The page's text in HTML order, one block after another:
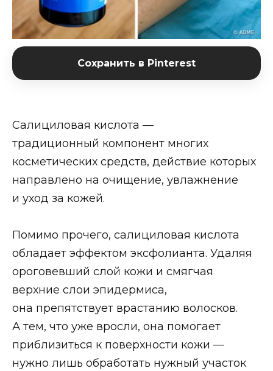
Сохранить в Pinterest
Салициловая кислота —
традиционный компонент многих
косметических средств, действие которых
направлено на очищение, увлажнение
и уход за кожей.
Помимо прочего, салициловая кислота
обладает эффектом эксфолианта. Удаляя
ороговевший слой кожи и смягчая
верхние слои эпидермиса,
она препятствует врастанию волосков.
А тем, что уже вросли, она помогает
приблизиться к поверхности кожи —
нужно лишь обработать нужный участок